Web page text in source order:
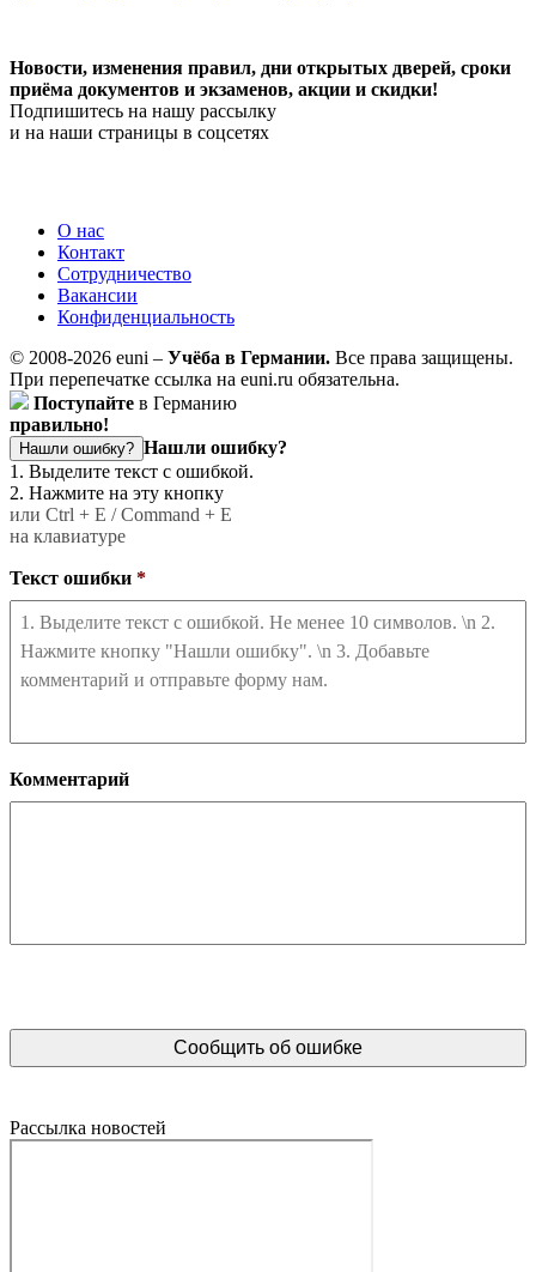
Новости, изменения правил, дни открытых дверей, сроки
приёма документов и экзаменов, акции и скидки!
Подпишитесь на нашу рассылку
и на наши страницы в соцсетях
О нас
Контакт
Сотрудничество
Вакансии
Конфиденциальность
© 2008-2026 euni – Учёба в Германии. Все права защищены.
При перепечатке ссылка на euni.ru обязательна.
Поступайте в Германию
правильно!
Нашли ошибку? Нашли ошибку?
1. Выделите текст с ошибкой.
2. Нажмите на эту кнопку
или Ctrl + E / Command + E
на клавиатуре
Текст ошибки *
Комментарий
Рассылка новостей